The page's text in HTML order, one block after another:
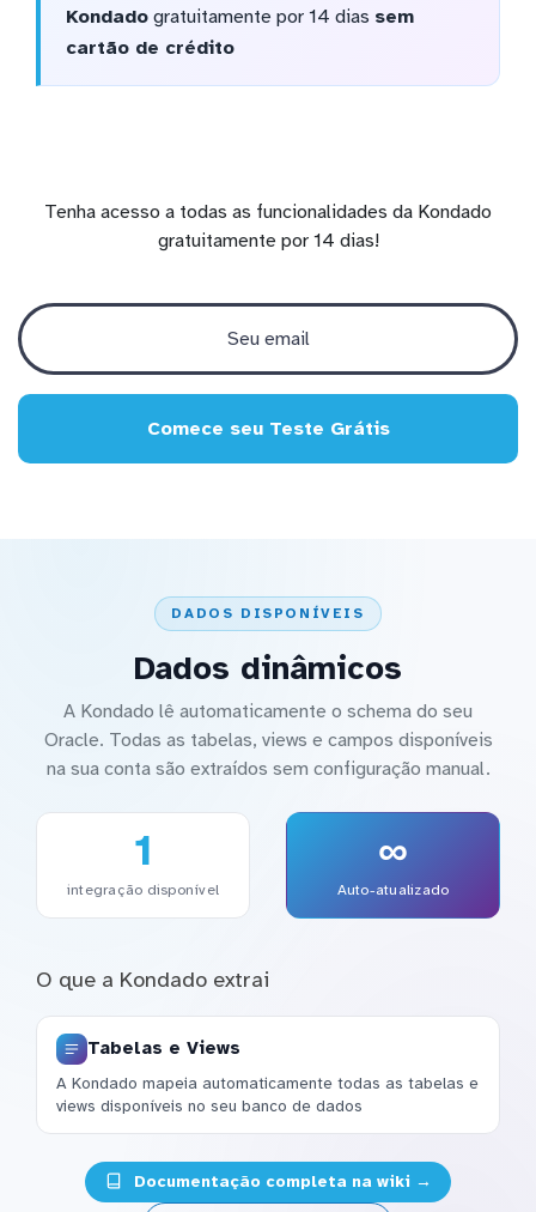
Kondadogratuitamente por 14 dias sem
cartão de crédito
Tenha acesso a todas as funcionalidades da Kondado
gratuitamente por 14 dias!
Comece seu Teste Grátis
DADOS DISPONÍVEIS
Dados dinâmicos
A Kondado lê automaticamente o schema do seu
Oracle. Todas as tabelas, views e campos disponíveis
na sua conta são extraídos sem configuração manual.
1
integração disponível
∞
Auto-atualizado
O que a Kondado extrai
Tabelas e Views
A Kondado mapeia automaticamente todas as tabelas e
views disponíveis no seu banco de dados
Documentação completa na wiki →